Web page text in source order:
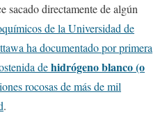
sacado directamente de algún
de la Universidad de
ha documentado por primera
dehidrógeno blanco (o
rocosas de más de mil
.